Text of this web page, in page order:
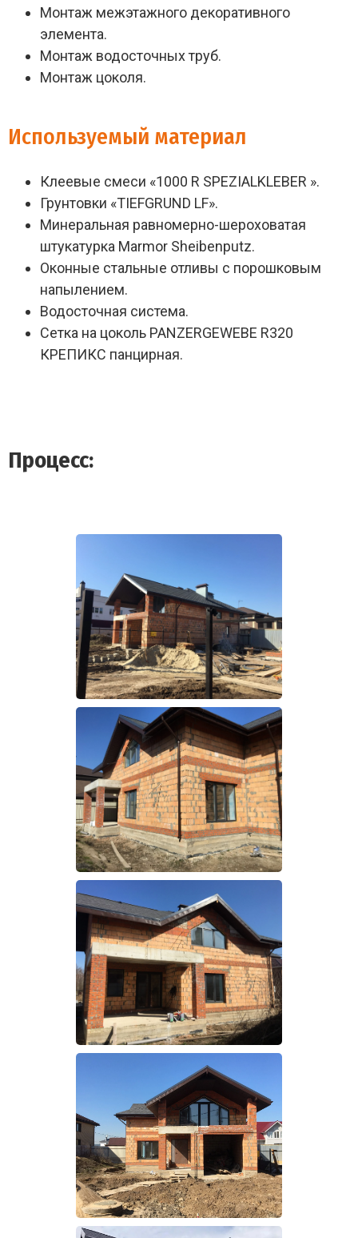
Монтаж межэтажного декоративного
элемента.
Монтаж водосточных труб.
Монтаж цоколя.
Используемый материал
Клеевые смеси «1000 R SPEZIALKLEBER ».
Грунтовки «TIEFGRUND LF».
Минеральная равномерно-шероховатая
штукатурка Marmor Sheibenputz.
Оконные стальные отливы с порошковым
напылением.
Водосточная система.
Сетка на цоколь PANZERGEWEBE R320
КРЕПИКС панцирная.
Процесс: